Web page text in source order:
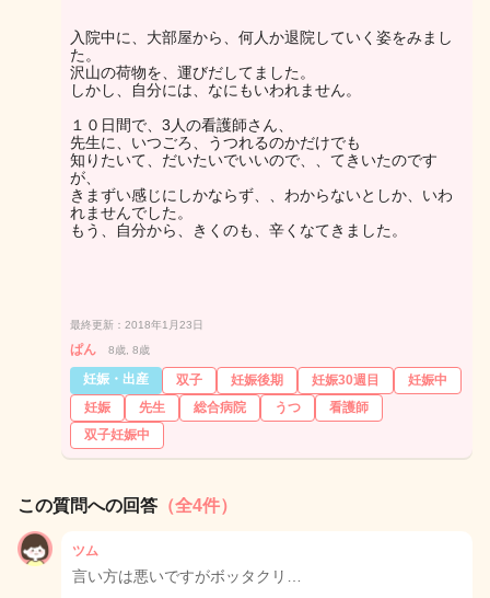
入院中に、大部屋から、何人か退院していく姿をみまし
た。
沢山の荷物を、運びだしてました。
しかし、自分には、なにもいわれません。
１０日間で、3人の看護師さん、
先生に、いつごろ、うつれるのかだけでも
知りたいて、だいたいでいいので、、てきいたのです
が、
きまずい感じにしかならず、、わからないとしか、いわ
れませんでした。
もう、自分から、きくのも、辛くなてきました。
最終更新：2018年1月23日
ぱん 8歳, 8歳
妊娠・出産 双子 妊娠後期 妊娠30週目
妊娠中
妊娠
先生 総合病院 うつ
看護師
双子妊娠中
この質問への回答 （全4件）
ツム
言い方は悪いですがボッタクリ…